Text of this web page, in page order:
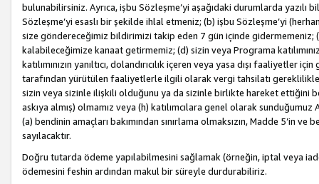
bulunabilirsiniz. Ayrıca, işbu Sözleşme’yi aşağıdaki durumlarda yazılı
Sözleşme’yi esaslı bir şekilde ihlal etmeniz; (b) işbu Sözleşme’yi
size göndereceğimiz bildirimizi takip eden 7 gün içinde gidermemeniz;
kalabileceğimize kanaat getirmemiz; (d) sizin veya Programa
katılımınızın yanıltıcı, dolandırıcılık içeren veya yasa dışı
tarafından yürütülen faaliyetlerle ilgili olarak vergi tahsilatı
sizin veya sizinle ilişkili olduğunu ya da sizinle birlikte hareket ettiğini
askıya almış) olmamız veya (h) katılımcılara genel olarak
(a) bendinin amaçları bakımından sınırlama olmaksızın, Madde 5’in
sayılacaktır.
Doğru tutarda ödeme yapılabilmesini sağlamak (örneğin, iptal veya
ödemesini feshin ardından makul bir süreyle durdurabiliriz.